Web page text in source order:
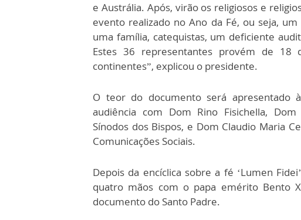
e Austrália. Após, virão os religiosos e
evento realizado no Ano da Fé, ou seja,
uma família, catequistas, um deficiente
Estes 36 representantes provém de 18
continentes”, explicou o presidente.
O teor do documento será apresentado
audiência com Dom Rino Fisichella,
Sínodos dos Bispos, e Dom Claudio Maria
Comunicações Sociais.
Depois da encíclica sobre a fé ‘Lumen
quatro mãos com o papa emérito Bento
documento do Santo Padre.